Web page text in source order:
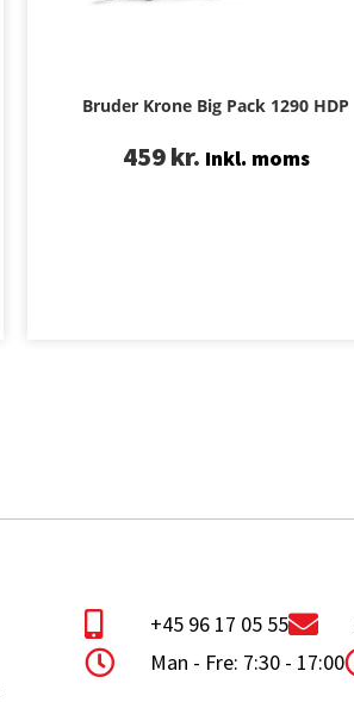
Bruder Krone Big Pack 1290 HDP
459kr. Inkl. moms
+45 96 17 05 55
Man - Fre: 7:30 - 17:00